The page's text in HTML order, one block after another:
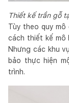
Thiết kế trần gỗ
Tùy theo quy mô
cách thiết kế mô
Nhưng các khu
bảo thực hiện
trình.